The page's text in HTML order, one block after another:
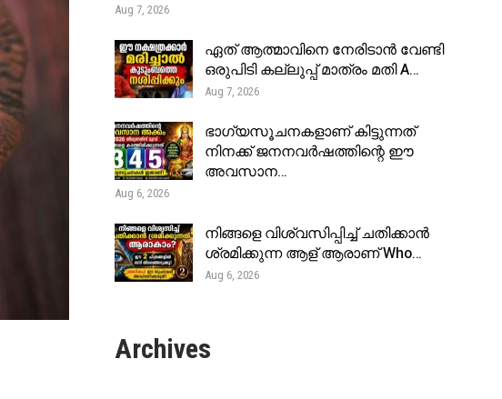
Aug 7, 2026
ഏത് ആത്മാവിനെ നേരിടാൻ വേണ്ടി
ഒരുപിടി കല്ലുപ്പ് മാത്രം മതി A…
Aug 7, 2026
ഭാഗ്യസൂചനകളാണ് കിട്ടുന്നത്
നിനക്ക് ജനനവർഷത്തിന്റെ ഈ
അവസാന…
Aug 6, 2026
നിങ്ങളെ വിശ്വസിപ്പിച്ച് ചതിക്കാൻ
ശ്രമിക്കുന്ന ആള് ആരാണ് Who…
Aug 6, 2026
Archives